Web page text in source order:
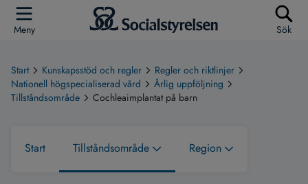
Meny Sök
Start Kunskapsstöd och regler
Regler och riktlinjer
Nationell högspecialiserad vård
Årlig uppföljning
Tillståndsområde
Cochleaimplantat på barn
Start Tillståndsområde Region